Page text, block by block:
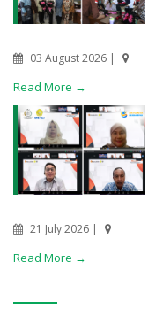
03 August 2026 |
Read More →
21 July 2026 |
Read More →